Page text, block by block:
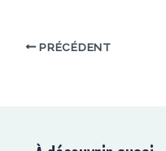
PRÉCÉDENT